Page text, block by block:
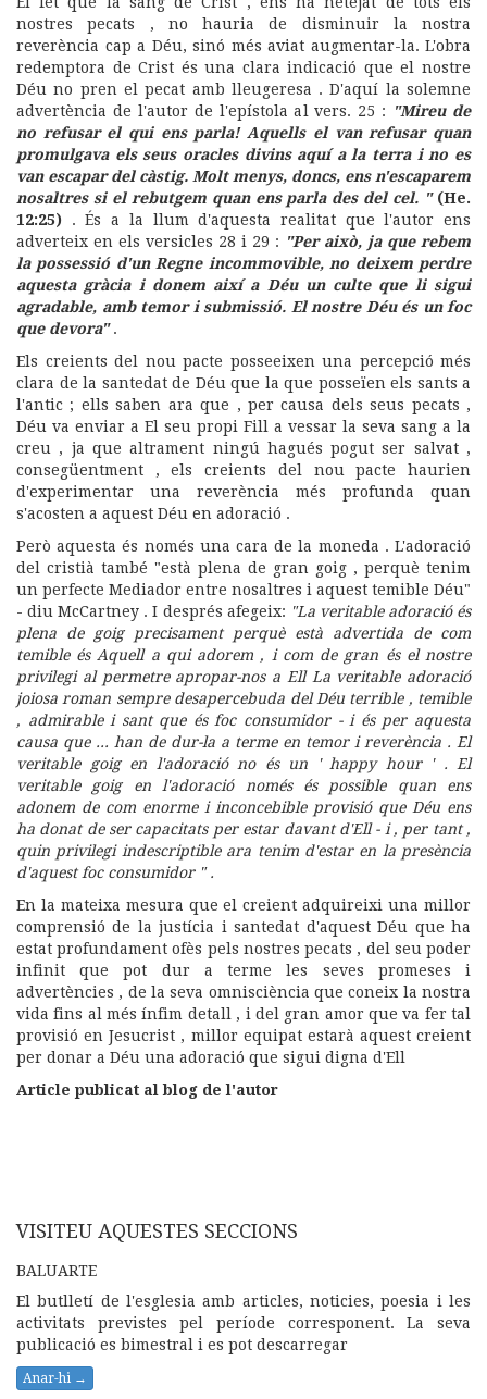
nostres pecats , no hauria de disminuir la nostra
reverència cap a Déu, sinó més aviat augmentar-la. L'obra
redemptora de Crist és una clara indicació que el nostre
Déu no pren el pecat amb lleugeresa . D'aquí la solemne
advertència de l'autor de l'epístola al vers. 25 : "Mireu de
no refusar el qui ens parla! Aquells el van refusar quan
promulgava els seus oracles divins aquí a la terra i no es
van escapar del càstig. Molt menys, doncs, ens n'escaparem
nosaltres si el rebutgem quan ens parla des del cel. " (He.
12:25) . És a la llum d'aquesta realitat que l'autor ens
adverteix en els versicles 28 i 29 : "Per això, ja que rebem
la possessió d'un Regne incommovible, no deixem perdre
aquesta gràcia i donem així a Déu un culte que li sigui
agradable, amb temor i submissió. El nostre Déu és un foc
que devora".
Els creients del nou pacte posseeixen una percepció més
clara de la santedat de Déu que la que posseïen els sants a
l'antic ; ells saben ara que , per causa dels seus pecats ,
Déu va enviar a El seu propi Fill a vessar la seva sang a la
creu , ja que altrament ningú hagués pogut ser salvat ,
consegüentment , els creients del nou pacte haurien
d'experimentar una reverència més profunda quan
s'acosten a aquest Déu en adoració .
Però aquesta és només una cara de la moneda . L'adoració
del cristià també "està plena de gran goig , perquè tenim
un perfecte Mediador entre nosaltres i aquest temible Déu"
- diu McCartney . I després afegeix: "La veritable adoració és
plena de goig precisament perquè està advertida de com
temible és Aquell a qui adorem , i com de gran és el nostre
privilegi al permetre apropar-nos a Ell La veritable adoració
joiosa roman sempre desapercebuda del Déu terrible , temible
, admirable i sant que és foc consumidor - i és per aquesta
causa que ... han de dur-la a terme en temor i reverència . El
veritable goig en l'adoració no és un ' happy hour ' . El
veritable goig en l'adoració només és possible quan ens
adonem de com enorme i inconcebible provisió que Déu ens
ha donat de ser capacitats per estar davant d'Ell - i , per tant ,
quin privilegi indescriptible ara tenim d'estar en la presència
d'aquest foc consumidor " .
En la mateixa mesura que el creient adquireixi una millor
comprensió de la justícia i santedat d'aquest Déu que ha
estat profundament ofès pels nostres pecats , del seu poder
infinit que pot dur a terme les seves promeses i
advertències , de la seva omnisciència que coneix la nostra
vida fins al més ínfim detall , i del gran amor que va fer tal
provisió en Jesucrist , millor equipat estarà aquest creient
per donar a Déu una adoració que sigui digna d'Ell
Article publicat al blog de l'autor
VISITEU AQUESTES SECCIONS
BALUARTE
El butlletí de l'esglesia amb articles, noticies, poesia i les
activitats previstes pel període corresponent. La seva
publicació es bimestral i es pot descarregar
Anar-hi →